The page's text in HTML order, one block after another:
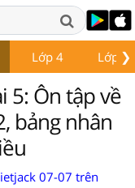
❯
Lớp 4 Lớp 5
5: Ôn tập về
bảng nhân
07-07 trên